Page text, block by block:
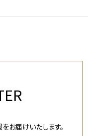
お届けいたします。